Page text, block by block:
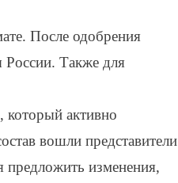
После одобрения
России. Также для
активно
вошли представители
предложить изменения,